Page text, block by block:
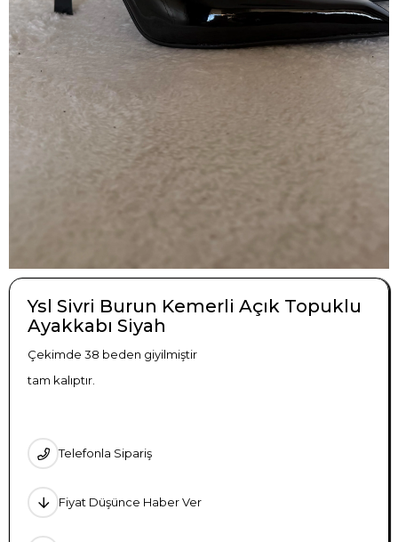
Ysl Sivri Burun Kemerli Açık Topuklu
Ayakkabı Siyah
Çekimde 38 beden giyilmiştir
tam kalıptır.
Telefonla Sipariş
Fiyat Düşünce Haber Ver